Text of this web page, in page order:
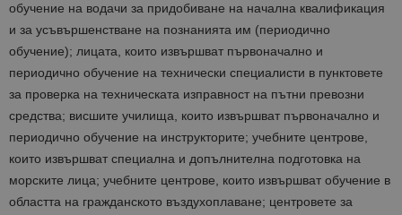
обучение на водачи за придобиване на начална квалификация
и за усъвършенстване на познанията им (периодично
обучение); лицата, които извършват първоначално и
периодично обучение на технически специалисти в пунктовете
за проверка на техническата изправност на пътни превозни
средства; висшите училища, които извършват първоначално и
периодично обучение на инструкторите; учебните центрове,
които извършват специална и допълнителна подготовка на
морските лица; учебните центрове, които извършват обучение в
областта на гражданското въздухоплаване; центровете за